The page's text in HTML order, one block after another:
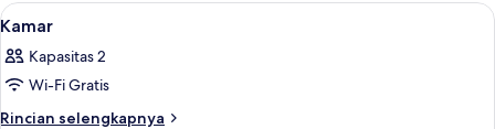
Lihat
semua
foto
untuk
Kamar
Seprai premium, brankas, meja
15
Kamar
Kapasitas 2
Wi-Fi Gratis
Rincian selengkapnya
Rincian